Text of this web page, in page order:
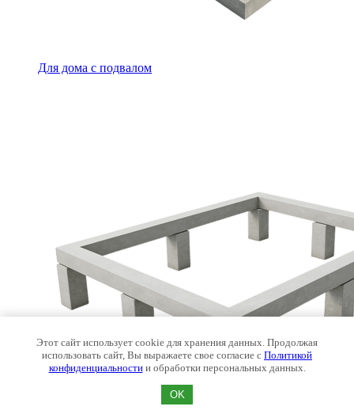
Для дома с подвалом
Этот сайт использует cookie для хранения данных. Продолжая
использовать сайт, Вы выражаете свое согласие с Политикой
конфиденциальностии обработки персональных данных.
OK